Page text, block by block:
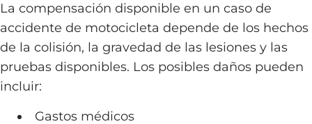
La compensación disponible en un caso de
accidente de motocicleta depende de los hechos
de la colisión, la gravedad de las lesiones y las
pruebas disponibles. Los posibles daños pueden
incluir:
Gastos médicos